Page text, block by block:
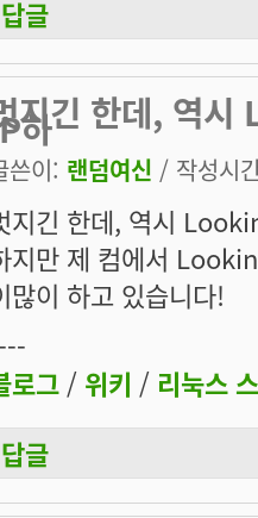
답글
지긴 한데, 역
하
쓴이: 랜덤여신 / 작성시
지긴 한데, 역시
지만 제 컴에서
많이 하고 있습니다!
로그 / 위키 / 리눅스
답글